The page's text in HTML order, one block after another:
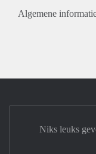
Algemene
Niks leuks